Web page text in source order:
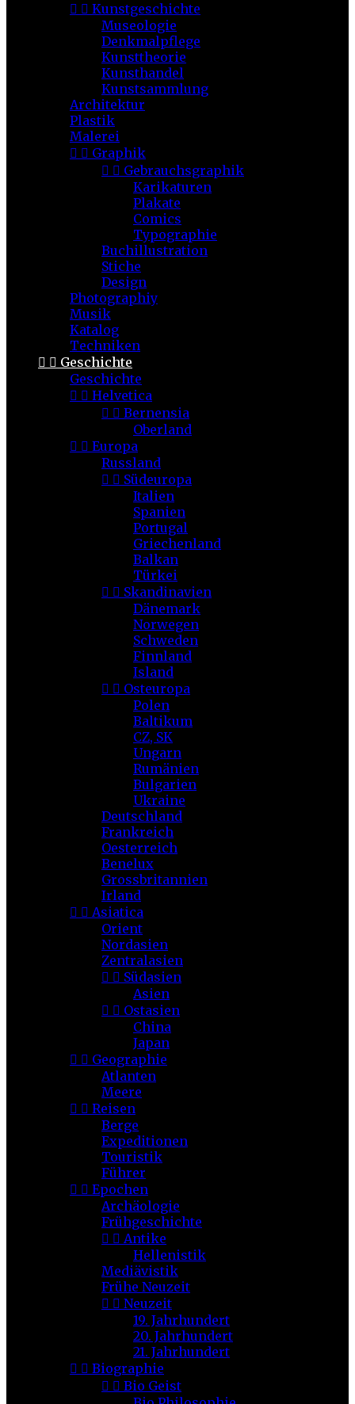
  Kunstgeschichte
Museologie
Denkmalpflege
Kunsttheorie
Kunsthandel
Kunstsammlung
Architektur
Plastik
Malerei
  Graphik
  Gebrauchsgraphik
Karikaturen
Plakate
Comics
Typographie
Buchillustration
Stiche
Design
Photographiy
Musik
Katalog
Techniken
  Geschichte
Geschichte
  Helvetica
  Bernensia
Oberland
  Europa
Russland
  Südeuropa
Italien
Spanien
Portugal
Griechenland
Balkan
Türkei
  Skandinavien
Dänemark
Norwegen
Schweden
Finnland
Island
  Osteuropa
Polen
Baltikum
CZ, SK
Ungarn
Rumänien
Bulgarien
Ukraine
Deutschland
Frankreich
Oesterreich
Benelux
Grossbritannien
Irland
  Asiatica
Orient
Nordasien
Zentralasien
  Südasien
Asien
  Ostasien
China
Japan
  Geographie
Atlanten
Meere
  Reisen
Berge
Expeditionen
Touristik
Führer
  Epochen
Archäologie
Frühgeschichte
  Antike
Hellenistik
Mediävistik
Frühe Neuzeit
  Neuzeit
19. Jahrhundert
20. Jahrhundert
21. Jahrhundert
  Biographie
  Bio Geist